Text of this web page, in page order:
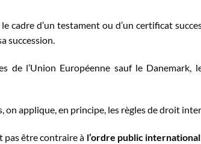
le cadre d’un testament ou d’un certificat
succession.
de l’Union Européenne sauf le Danemark,
on applique, en principe, les règles de droit
pas être contraire à l’ordre public international